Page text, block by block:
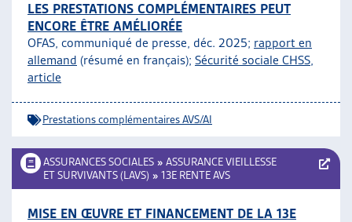
LES PRESTATIONS COMPLÉMENTAIRES PEUT
ENCORE ÊTRE AMÉLIORÉE
OFAS, communiqué de presse, déc. 2025; rapport en
allemand (résumé en français); Sécurité sociale CHSS,
article
Prestations complémentaires AVS/AI
ASSURANCES SOCIALES » ASSURANCE VIEILLESSE
ET SURVIVANTS (LAVS) » 13E RENTE AVS
MISE EN ŒUVRE ET FINANCEMENT DE LA 13E